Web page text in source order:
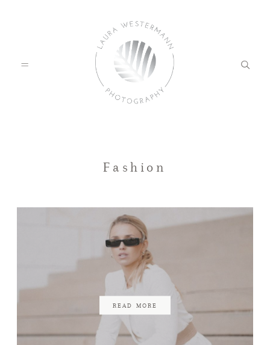
PORTFOLIO
KUNDENFEEDBACK
Fashion
READ MORE